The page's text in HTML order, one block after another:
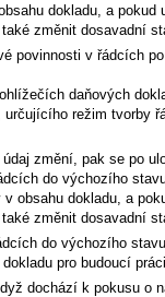
dokladu, a pokud
změnit dosavadní
povinnosti v řádcích
daňových
režim tvorby
změní, pak se po
do výchozího
obsahu dokladu, a
změnit dosavadní
do výchozího
pro budoucí práci.
dochází k pokusu o